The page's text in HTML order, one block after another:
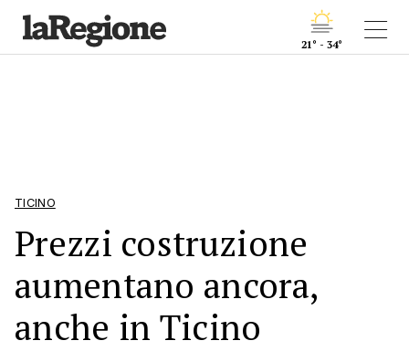
21° - 34°
TICINO
Prezzi costruzione
aumentano ancora,
anche in Ticino